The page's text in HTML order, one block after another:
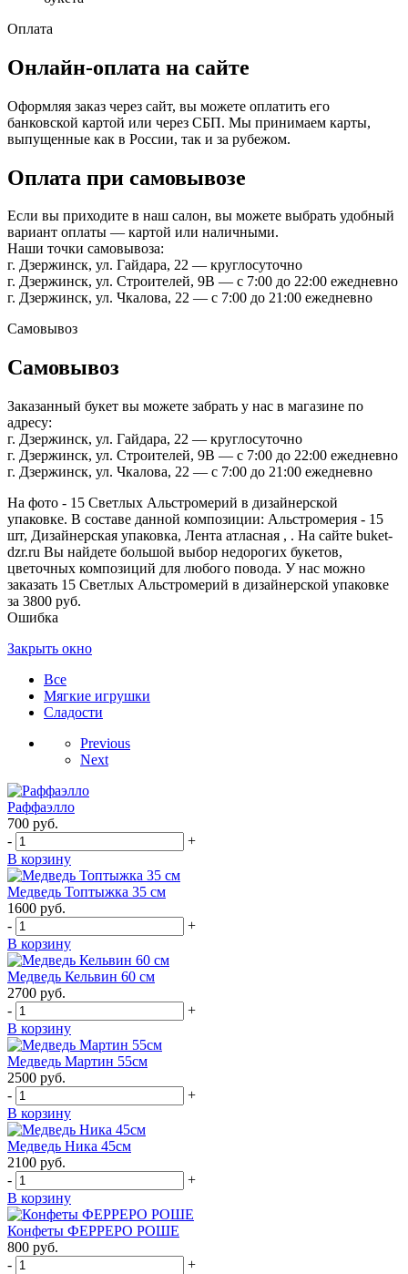
Оплата
Онлайн-оплата на сайте
Оформляя заказ через сайт, вы можете оплатить его
банковской картой или через СБП. Мы принимаем карты,
выпущенные как в России, так и за рубежом.
Оплата при самовывозе
Если вы приходите в наш салон, вы можете выбрать удобный
вариант оплаты — картой или наличными.
Наши точки самовывоза:
г. Дзержинск, ул. Гайдара, 22 — круглосуточно
г. Дзержинск, ул. Строителей, 9В — с 7:00 до 22:00 ежедневно
г. Дзержинск, ул. Чкалова, 22 — с 7:00 до 21:00 ежедневно
Самовывоз
Самовывоз
Заказанный букет вы можете забрать у нас в магазине по
адресу:
г. Дзержинск, ул. Гайдара, 22 — круглосуточно
г. Дзержинск, ул. Строителей, 9В — с 7:00 до 22:00 ежедневно
г. Дзержинск, ул. Чкалова, 22 — с 7:00 до 21:00 ежедневно
На фото - 15 Светлых Альстромерий в дизайнерской
упаковке. В составе данной композиции: Альстромерия - 15
шт, Дизайнерская упаковка, Лента атласная , . На сайте buket-
dzr.ru Вы найдете большой выбор недорогих букетов,
цветочных композиций для любого повода. У нас можно
заказать 15 Светлых Альстромерий в дизайнерской упаковке
за 3800 руб.
Ошибка
Закрыть окно
Все
Мягкие игрушки
Сладости
Previous
Next
Раффаэлло
700 руб.
-
+
В корзину
Медведь Топтыжка 35 см
1600 руб.
-
+
В корзину
Медведь Кельвин 60 см
2700 руб.
-
+
В корзину
Медведь Мартин 55см
2500 руб.
-
+
В корзину
Медведь Ника 45см
2100 руб.
-
+
В корзину
Конфеты ФЕРРЕРО РОШЕ
800 руб.
-
+